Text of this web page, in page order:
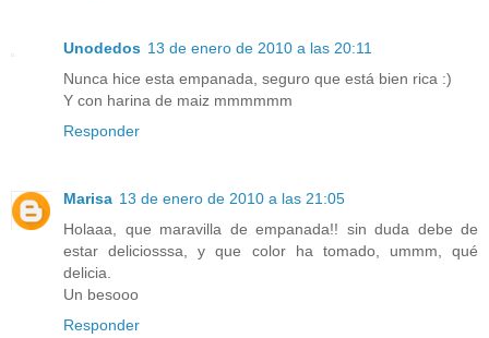
Unodedos 13 de enero de 2010 a las 20:11
Nunca hice esta empanada, seguro que está bien rica :)
Y con harina de maiz mmmmmm
Responder
Marisa 13 de enero de 2010 a las 21:05
Holaaa, que maravilla de empanada!! sin duda debe de
estar deliciosssa, y que color ha tomado, ummm, qué
delicia.
Un besooo
Responder